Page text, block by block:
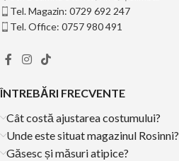
Tel. Magazin: 0729 692 247
Tel. Office: 0757 980 491
ÎNTREBĂRI FRECVENTE
Cât costă ajustarea costumului?
Unde este situat magazinul Rosinni?
Găsesc și măsuri atipice?